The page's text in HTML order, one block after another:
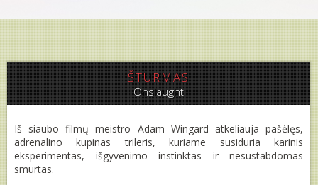
ŠTURMAS
Onslaught
Iš siaubo filmų meistro Adam Wingard atkeliauja pašėlęs,
adrenalino kupinas trileris, kuriame susiduria karinis
eksperimentas, išgyvenimo instinktas ir nesustabdomas
smurtas.